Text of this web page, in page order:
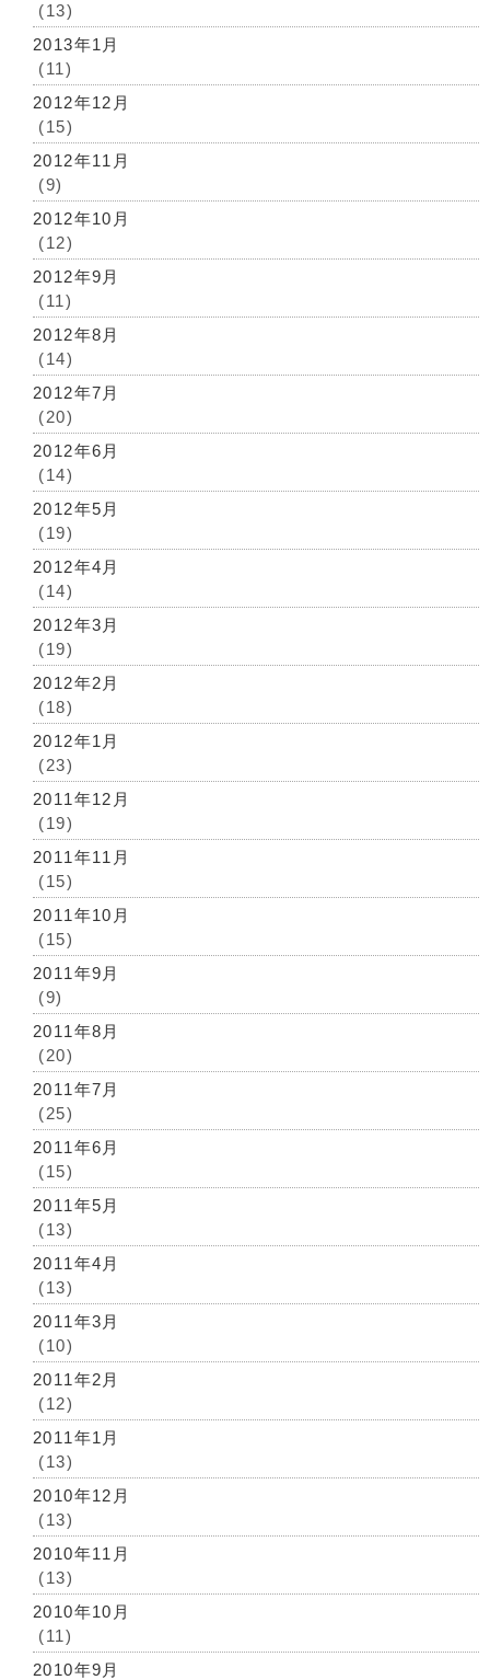
(13)
2013年1月
(11)
2012年12月
(15)
2012年11月
(9)
2012年10月
(12)
2012年9月
(11)
2012年8月
(14)
2012年7月
(20)
2012年6月
(14)
2012年5月
(19)
2012年4月
(14)
2012年3月
(19)
2012年2月
(18)
2012年1月
(23)
2011年12月
(19)
2011年11月
(15)
2011年10月
(15)
2011年9月
(9)
2011年8月
(20)
2011年7月
(25)
2011年6月
(15)
2011年5月
(13)
2011年4月
(13)
2011年3月
(10)
2011年2月
(12)
2011年1月
(13)
2010年12月
(13)
2010年11月
(13)
2010年10月
(11)
2010年9月